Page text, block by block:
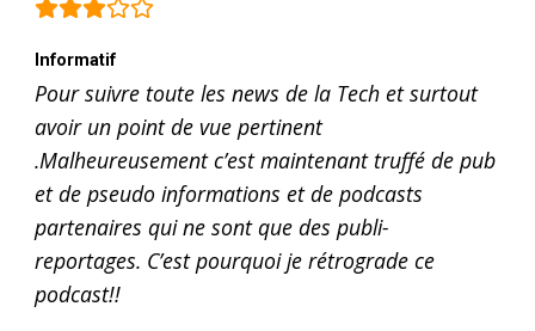
Informatif
Pour suivre toute les news de la Tech et surtout
avoir un point de vue pertinent
.Malheureusement c’est maintenant truffé de pub
et de pseudo informations et de podcasts
partenaires qui ne sont que des publi-
reportages. C’est pourquoi je rétrograde ce
podcast!!